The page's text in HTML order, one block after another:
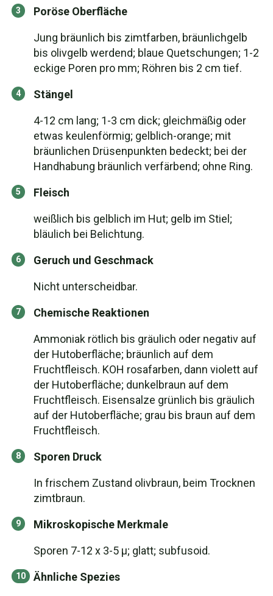
Poröse Oberfläche
Jung bräunlich bis zimtfarben, bräunlichgelb
bis olivgelb werdend; blaue Quetschungen; 1-2
eckige Poren pro mm; Röhren bis 2 cm tief.
Stängel
4-12 cm lang; 1-3 cm dick; gleichmäßig oder
etwas keulenförmig; gelblich-orange; mit
bräunlichen Drüsenpunkten bedeckt; bei der
Handhabung bräunlich verfärbend; ohne Ring.
Fleisch
weißlich bis gelblich im Hut; gelb im Stiel;
bläulich bei Belichtung.
Geruch und Geschmack
Nicht unterscheidbar.
Chemische Reaktionen
Ammoniak rötlich bis gräulich oder negativ auf
der Hutoberfläche; bräunlich auf dem
Fruchtfleisch. KOH rosafarben, dann violett auf
der Hutoberfläche; dunkelbraun auf dem
Fruchtfleisch. Eisensalze grünlich bis gräulich
auf der Hutoberfläche; grau bis braun auf dem
Fruchtfleisch.
Sporen Druck
In frischem Zustand olivbraun, beim Trocknen
zimtbraun.
Mikroskopische Merkmale
Sporen 7-12 x 3-5 µ; glatt; subfusoid.
Ähnliche Spezies